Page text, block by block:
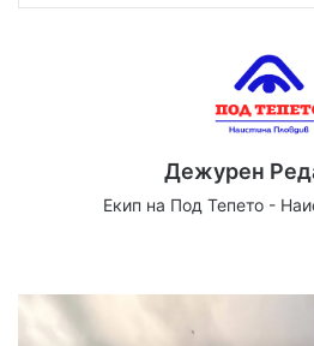
Дежурен
Екип на Под Тепето -